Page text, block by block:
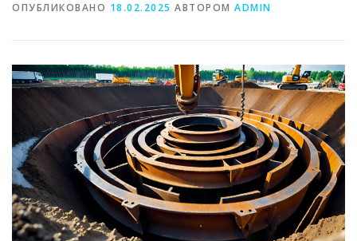
ОПУБЛИКОВАНО 18.02.2025 АВТОРОМ ADMIN